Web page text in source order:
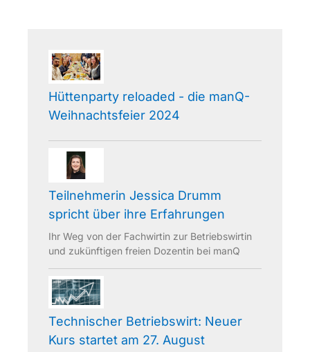
Hüttenparty reloaded - die manQ-
Weihnachtsfeier 2024
Teilnehmerin Jessica Drumm
spricht über ihre Erfahrungen
Ihr Weg von der Fachwirtin zur Betriebswirtin
und zukünftigen freien Dozentin bei manQ
Technischer Betriebswirt: Neuer
Kurs startet am 27. August